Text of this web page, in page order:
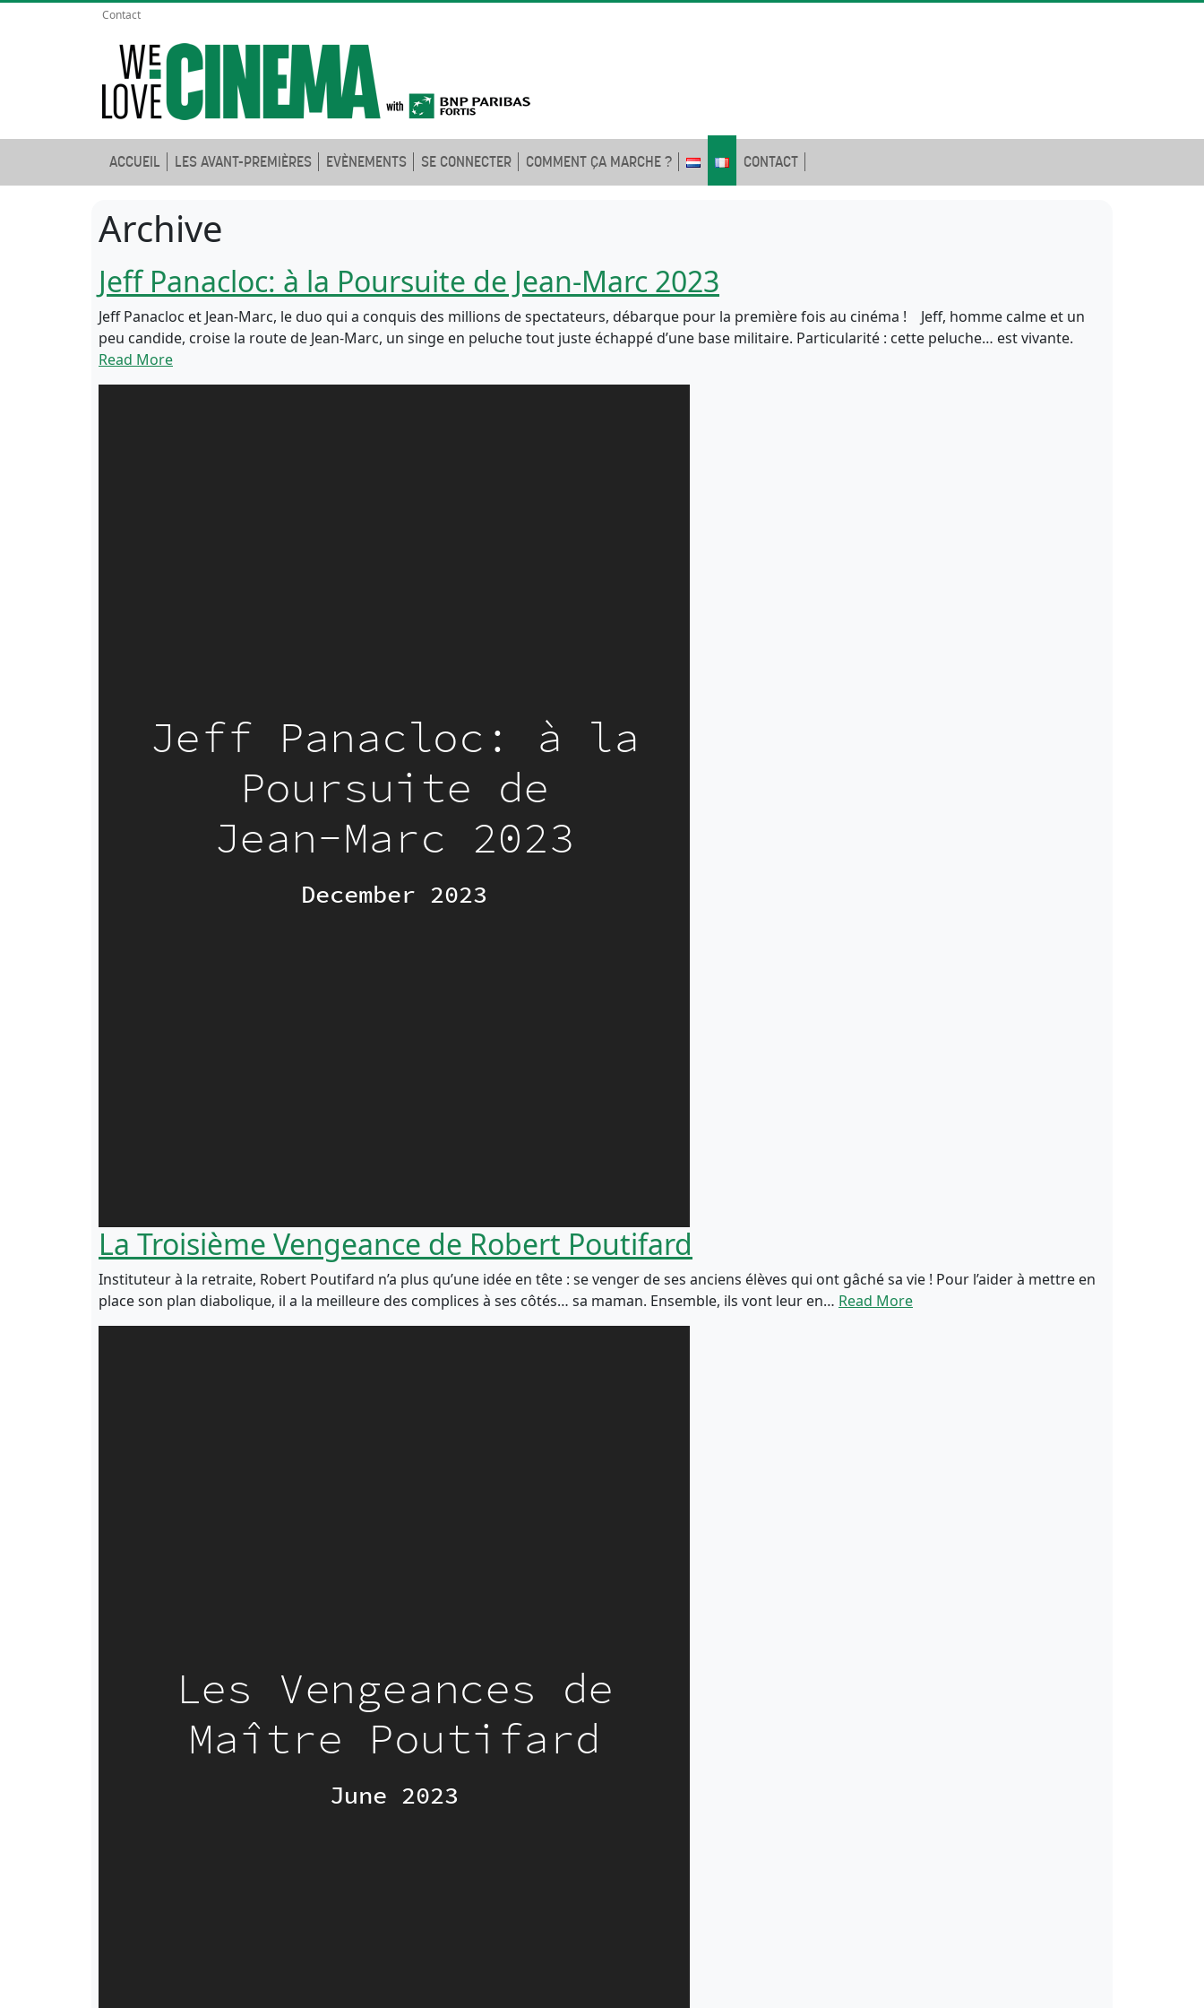
Contact
ACCUEIL LES AVANT-PREMIÈRES EVÈNEMENTS SE CONNECTER COMMENT ÇA MARCHE ? CONTACT
Archive
Jeff Panacloc: à la Poursuite de Jean-Marc 2023
Jeff Panacloc et Jean-Marc, le duo qui a conquis des millions de spectateurs, débarque pour la première fois au cinéma ! Jeff, homme calme et un
peu candide, croise la route de Jean-Marc, un singe en peluche tout juste échappé d’une base militaire. Particularité : cette peluche… est vivante.
Read More
La Troisième Vengeance de Robert Poutifard
Instituteur à la retraite, Robert Poutifard n’a plus qu’une idée en tête : se venger de ses anciens élèves qui ont gâché sa vie ! Pour l’aider à mettre en
place son plan diabolique, il a la meilleure des complices à ses côtés… sa maman. Ensemble, ils vont leur en… Read More